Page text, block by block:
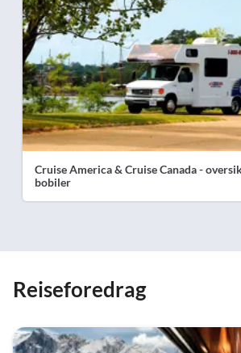
Cruise America & Cruise Canada -
bobiler
Reiseforedrag